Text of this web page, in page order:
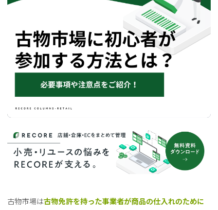
古物市場は古物免許を持った事業者が商品の仕入れのために